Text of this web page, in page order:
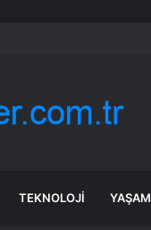
TEKNOLOJI YAŞAM